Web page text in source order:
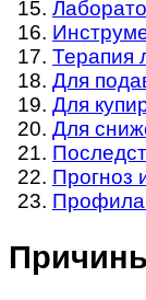
Терапия
Для
Для
Для
Прогноз